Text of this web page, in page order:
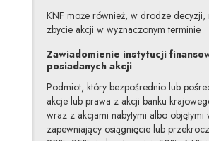
KNF może również, w drodze decyzji,
zbycie akcji w wyznaczonym terminie.
Zawiadomienie instytucji
posiadanych akcji
Podmiot, który bezpośrednio lub
akcje lub prawa z akcji banku
wraz z akcjami nabytymi albo objętymi
zapewniający osiągnięcie lub